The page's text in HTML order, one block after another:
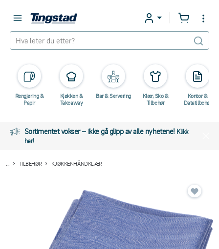
Rengjøring &
Papir
Kjøkken &
Takeaway
Bar & Servering
Klær, Sko &
Tilbehør
Kontor &
Datatilbehør
Sortimentet vokser – ikke gå glipp av alle nyhetene! Klikk
her!
TILBEHØR KJØKKENHÅNDKLÆR